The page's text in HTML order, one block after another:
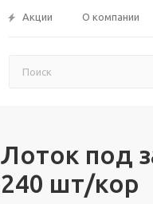
Акции О компании
Лоток под
240 шт/кор